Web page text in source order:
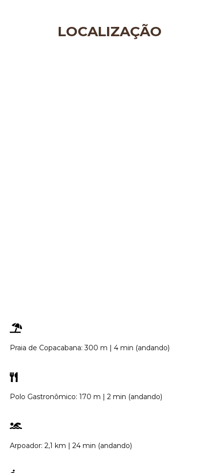
LOCALIZAÇÃO
Praia de Copacabana: 300 m | 4 min (andando)
Polo Gastronômico: 170 m | 2 min (andando)
Arpoador: 2,1 km | 24 min (andando)